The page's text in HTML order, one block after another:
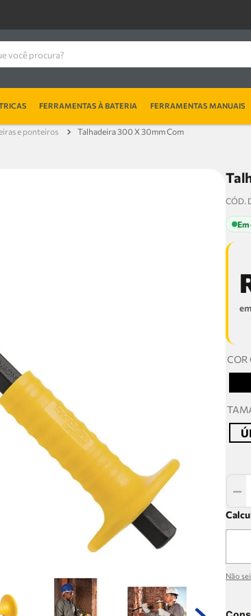
procura?
FERRAMENTAS À BATERIA FERRAMENTAS MANUAIS
e ponteiros
Talhadeira 300 X 30mm Com
COR
－
Não